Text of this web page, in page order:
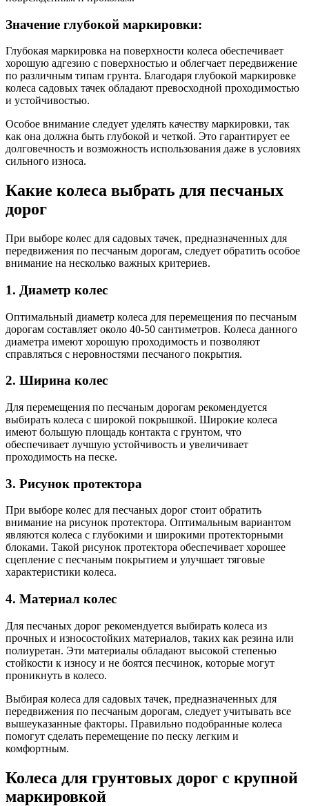
Значение глубокой маркировки:
Глубокая маркировка на поверхности колеса обеспечивает
хорошую адгезию с поверхностью и облегчает передвижение
по различным типам грунта. Благодаря глубокой маркировке
колеса садовых тачек обладают превосходной проходимостью
и устойчивостью.
Особое внимание следует уделять качеству маркировки, так
как она должна быть глубокой и четкой. Это гарантирует ее
долговечность и возможность использования даже в условиях
сильного износа.
Какие колеса выбрать для песчаных
дорог
При выборе колес для садовых тачек, предназначенных для
передвижения по песчаным дорогам, следует обратить особое
внимание на несколько важных критериев.
1. Диаметр колес
Оптимальный диаметр колеса для перемещения по песчаным
дорогам составляет около 40-50 сантиметров. Колеса данного
диаметра имеют хорошую проходимость и позволяют
справляться с неровностями песчаного покрытия.
2. Ширина колес
Для перемещения по песчаным дорогам рекомендуется
выбирать колеса с широкой покрышкой. Широкие колеса
имеют большую площадь контакта с грунтом, что
обеспечивает лучшую устойчивость и увеличивает
проходимость на песке.
3. Рисунок протектора
При выборе колес для песчаных дорог стоит обратить
внимание на рисунок протектора. Оптимальным вариантом
являются колеса с глубокими и широкими протекторными
блоками. Такой рисунок протектора обеспечивает хорошее
сцепление с песчаным покрытием и улучшает тяговые
характеристики колеса.
4. Материал колес
Для песчаных дорог рекомендуется выбирать колеса из
прочных и износостойких материалов, таких как резина или
полиуретан. Эти материалы обладают высокой степенью
стойкости к износу и не боятся песчинок, которые могут
проникнуть в колесо.
Выбирая колеса для садовых тачек, предназначенных для
передвижения по песчаным дорогам, следует учитывать все
вышеуказанные факторы. Правильно подобранные колеса
помогут сделать перемещение по песку легким и
комфортным.
Колеса для грунтовых дорог с крупной
маркировкой